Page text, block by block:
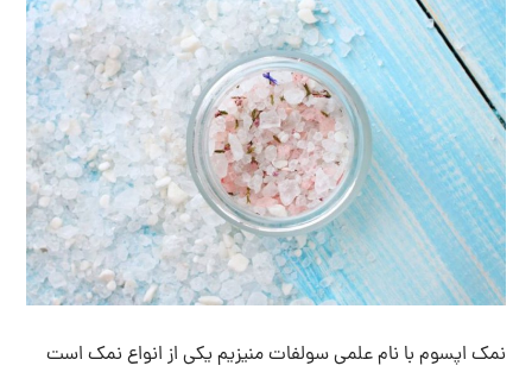
نمک اپسوم با نام علمی سولفات منیزیم یکی از انواع نمک است